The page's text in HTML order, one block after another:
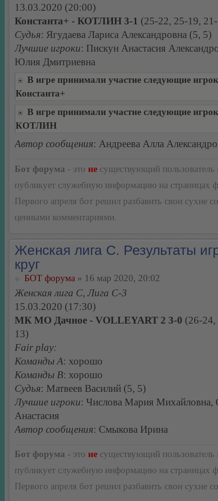
13.03.2020 (20:00)
Константа+ - КОТЛИН 3-1 (25-22, 25-19,
Судья: Ягудаева Лариса Александровна (5, 5)
Лучшие игроки: Пискун Анастасия
Юлия Дмитриевна
В игре принимали участие следующие
Константа+
В игре принимали участие следующие
КОТЛИН
Автор сообщения: Андреева Алла
Бот форума - это не существующий пользователь
публикует служебную информацию на страницах
Первого апреля бот решил разбавить свои сухие
ценными комментариями.
Женская лига С. Результаты
круг
БОТ форума » 16 мар 2020, 20:02
Женская лига С, Лига С-3
15.03.2020 (17:30)
МК МО Дачное - VOLLEYART 2 3-0 (26-
13)
Fair play:
Команды А: хорошо
Команды В: хорошо
Судья: Матвеев Василий (5, 5)
Лучшие игроки: Числова Мария Михайловна,
Анастасия
Автор сообщения: Смыкова Ирина
Бот форума - это не существующий пользователь
публикует служебную информацию на страницах
Первого апреля бот решил разбавить свои сухие